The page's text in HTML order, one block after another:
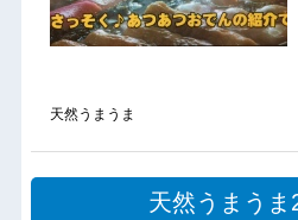
天然うまうま
天然うまうま